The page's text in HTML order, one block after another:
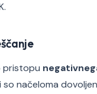
pristopu
načeloma